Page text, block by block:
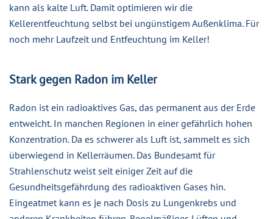
kann als kalte Luft. Damit optimieren wir die
Kellerentfeuchtung selbst bei ungünstigem Außenklima. Für
noch mehr Laufzeit und Entfeuchtung im Keller!
Stark gegen Radon im Keller
Radon ist ein radioaktives Gas, das permanent aus der Erde
entweicht. In manchen Regionen in einer gefährlich hohen
Konzentration. Da es schwerer als Luft ist, sammelt es sich
überwiegend in Kellerräumen. Das Bundesamt für
Strahlenschutz weist seit einiger Zeit auf die
Gesundheitsgefährdung des radioaktiven Gases hin.
Eingeatmet kann es je nach Dosis zu Lungenkrebs und